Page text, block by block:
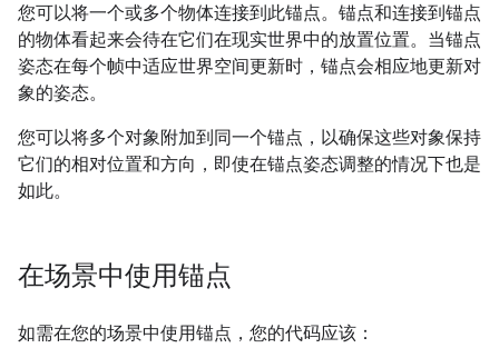
您可以将一个或多个物体连接到此锚点。锚点和连接到锚点
的物体看起来会待在它们在现实世界中的放置位置。当锚点
姿态在每个帧中适应世界空间更新时，锚点会相应地更新对
象的姿态。
您可以将多个对象附加到同一个锚点，以确保这些对象保持
它们的相对位置和方向，即使在锚点姿态调整的情况下也是
如此。
在场景中使用锚点
如需在您的场景中使用锚点，您的代码应该：